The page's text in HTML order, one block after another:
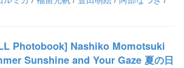
Photobook] Nashiko Momotsuki
Sunshine and Your Gaze 夏の日